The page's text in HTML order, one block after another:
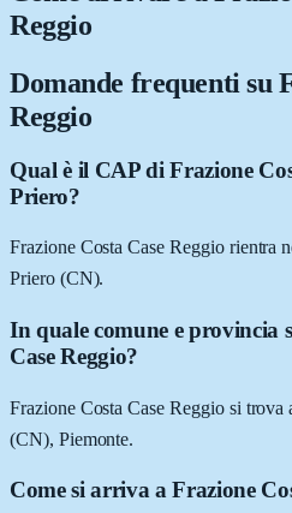
Reggio
Domande frequenti su
Reggio
Qual è il CAP di Frazione
Priero?
Frazione Costa Case Reggio rientra
Priero (CN).
In quale comune e provincia
Case Reggio?
Frazione Costa Case Reggio si
(CN), Piemonte.
Come si arriva a Frazione